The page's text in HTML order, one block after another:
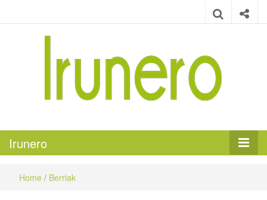
Irunero
Home / Berriak